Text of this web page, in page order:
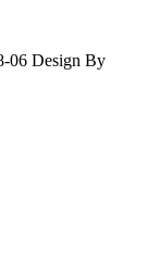
06 Design By